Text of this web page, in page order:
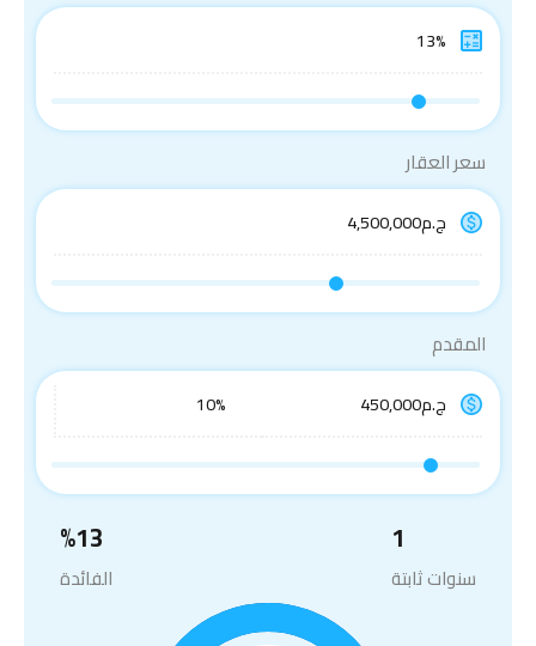
سعر العقار
المقدم
1
سنوات ثابتة
13
%
الفائدة